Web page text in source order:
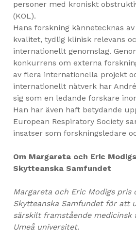
personer med kroniskt
(KOL).
Hans forskning kännetecknas
kvalitet, tydlig klinisk relevans
internationellt genomslag.
konkurrens om externa
av flera internationella projekt
internationellt nätverk har
sig som en ledande forskare
Han har även haft betydande
European Respiratory Society
insatser som forskningsledare
Om Margareta och Eric
Skytteanska Samfundet
Margareta och Eric Modigs pris
Skytteanska Samfundet för att
särskilt framstående medicinsk
Umeå universitet.